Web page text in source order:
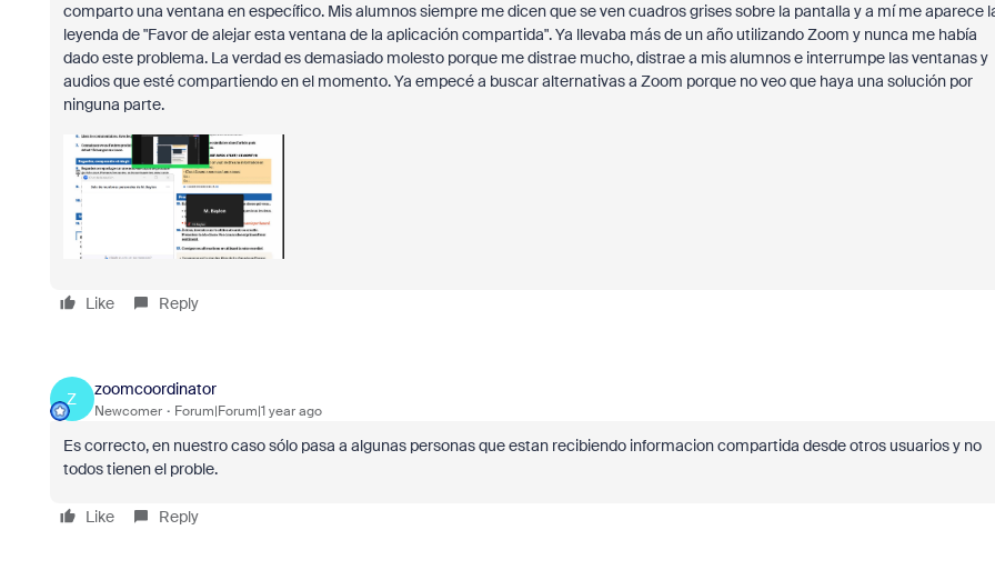
comparto una ventana en específico. Mis alumnos siempre me dicen que se ven cuadros grises sobre la pantalla y a mí me aparece
leyenda de "Favor de alejar esta ventana de la aplicación compartida". Ya llevaba más de un año utilizando Zoom y nunca me había
dado este problema. La verdad es demasiado molesto porque me distrae mucho, distrae a mis alumnos e interrumpe las ventanas y
audios que esté compartiendo en el momento. Ya empecé a buscar alternativas a Zoom porque no veo que haya una solución por
ninguna parte.
Like Reply
Z
zoomcoordinator
Newcomer Forum|Forum|1 year ago
Es correcto, en nuestro caso sólo pasa a algunas personas que estan recibiendo informacion compartida desde otros usuarios y no
todos tienen el proble.
Like Reply